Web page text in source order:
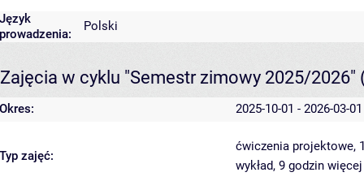
Język
prowadzenia:
Polski
Zajęcia w cyklu "Semestr zimowy 2025/2026"
Okres: 2025-10-01 - 2026-03-01
Typ zajęć:
ćwiczenia projektowe,
wykład, 9 godzin